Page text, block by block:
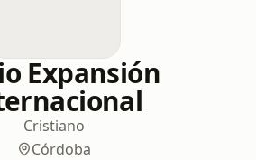
Expansión
Cristiano
Córdoba